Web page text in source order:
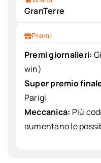
GranTerre
Premi
Premi giornalieri:
win)
Super premio
Parigi
Meccanica: Più
aumentano le